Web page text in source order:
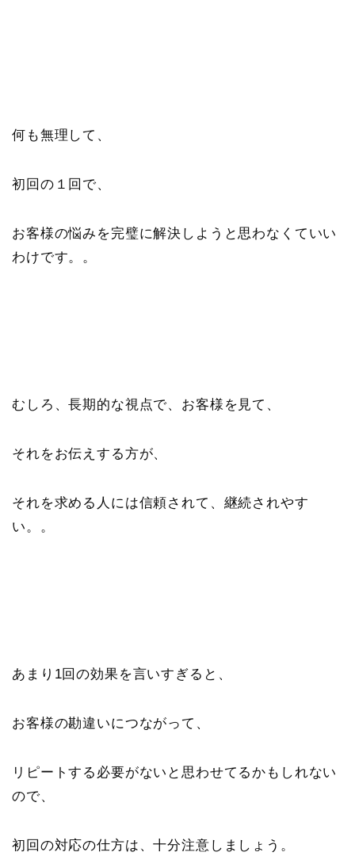
何も無理して、
初回の１回で、
お客様の悩みを完璧に解決しようと思わなくていい
わけです。。
むしろ、長期的な視点で、お客様を見て、
それをお伝えする方が、
それを求める人には信頼されて、継続されやす
い。。
あまり1回の効果を言いすぎると、
お客様の勘違いにつながって、
リピートする必要がないと思わせてるかもしれない
ので、
初回の対応の仕方は、十分注意しましょう。